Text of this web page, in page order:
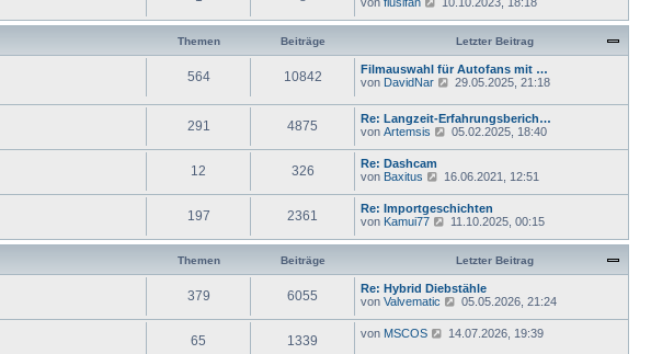
t
r
g
r
e
i
t
r
a
s
t
e
r
e
i
r
a
g
u
s
t
e
B
e
i
a
g
Themen Beiträge Letzter Beitrag
564 10842
Filmauswahl für Autofans mit …
von DavidNar
N
u
e
s
t
r
e
i
t
r
g
29.05.2025, 21:18
291 4875
Re: Langzeit-Erfahrungsberich…
von Artemsis
N
e
s
t
e
e
t
r
a
05.02.2025, 18:40
12 326
Re: Dashcam
von Baxitus
N
e
s
t
e
i
t
r
16.06.2021, 12:51
197 2361
Re: Importgeschichten
von Kamui77
N
u
s
t
e
e
11.10.2025, 00:15
Themen Beiträge Letzter Beitrag
379 6055
Re: Hybrid Diebstähle
von Valvematic
N
u
e
05.05.2026, 21:24
65 1339 von MSCOS
N14.07.2026, 19:39